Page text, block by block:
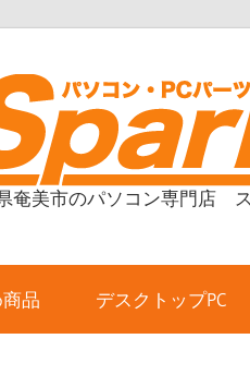
奄美市のパソコン専門店
品 デスクトップPC